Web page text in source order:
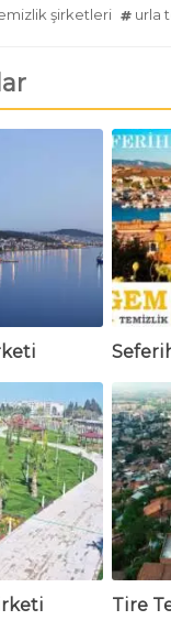
şirketleri urla
Tire